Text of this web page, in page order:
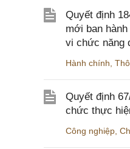
Quyết định
mới ban
vi chức năng
Hành chính
Quyết định
chức thực
Công nghiệp